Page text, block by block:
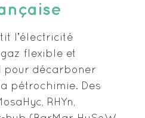
lʼélectricité
flexible et
pour décarboner
pétrochimie. Des
RHYn,